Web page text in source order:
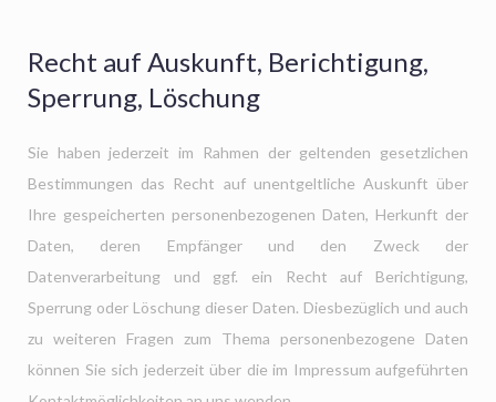
Recht auf Auskunft, Berichtigung,
Sperrung, Löschung
Sie haben jederzeit im Rahmen der geltenden gesetzlichen
Bestimmungen das Recht auf unentgeltliche Auskunft über
Ihre gespeicherten personenbezogenen Daten, Herkunft der
Daten, deren Empfänger und den Zweck der
Datenverarbeitung und ggf. ein Recht auf Berichtigung,
Sperrung oder Löschung dieser Daten. Diesbezüglich und auch
zu weiteren Fragen zum Thema personenbezogene Daten
können Sie sich jederzeit über die im Impressum aufgeführten